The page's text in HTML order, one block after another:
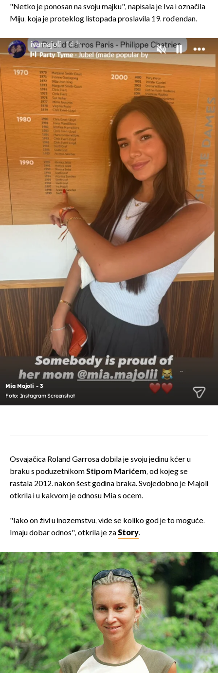
"Netko je ponosan na svoju majku", napisala je Iva i označila
Miju, koja je proteklog listopada proslavila 19. rođendan.
Mia Majoli - 3
Foto: Instagram Screenshot
Osvajačica Roland Garrosa dobila je svoju jedinu kćer u
braku s poduzetnikomStipom Marićem, od kojeg se
rastala 2012. nakon šest godina braka. Svojedobno je Majoli
otkrila i u kakvom je odnosu Mia s ocem.
"Iako on živi u inozemstvu, vide se koliko god je to moguće.
Imaju dobar ­odnos", otkrila je zaStory.